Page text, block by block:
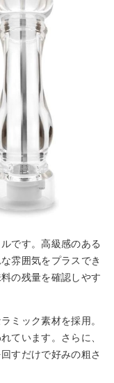
です。高級感のある
雰囲気をプラスでき
の残量を確認しやす
ミック素材を採用。
ています。さらに、
すだけで好みの粗さ